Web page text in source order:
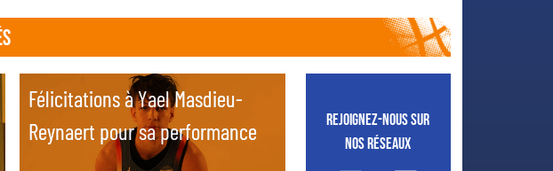
Félicitations à Yael Masdieu-
Reynaert pour sa performance
Félicitations à Yael Masdieu-
Reynaert pour sa performance
Journée Internationale des
Droits des Femmes
Journée Internationale des
Droits des Femmes
Rejoignez-nous sur
nos réseaux